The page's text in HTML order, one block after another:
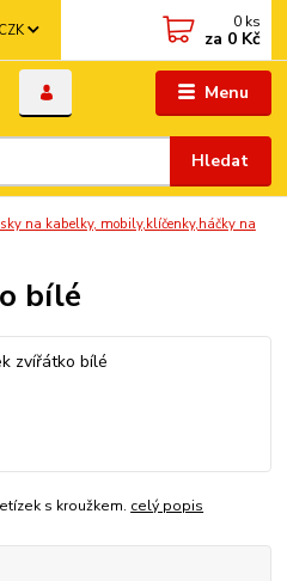
Menu
CZK
Hledat
0 ks
za 0 Kč
na kabelky, mobily,klíčenky,háčky na
bílé
s kroužkem. celý popis